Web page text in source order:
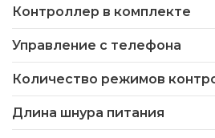
Контроллер в комплекте
Управление с телефона
Количество режимов
Длина шнура питания